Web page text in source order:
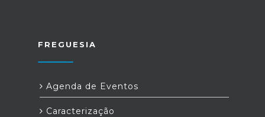
FREGUESIA
Agenda de Eventos
Caracterização